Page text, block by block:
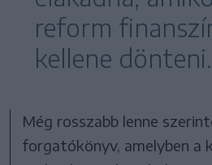
reform
kellene dönteni.
Még rosszabb lenne
forgatókönyv, amelyben a